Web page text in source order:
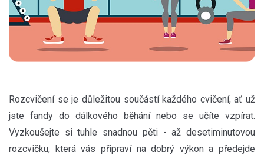
Rozcvičení se je důležitou součástí každého cvičení, ať už
jste fandy do dálkového běhání nebo se učíte vzpírat.
Vyzkoušejte si tuhle snadnou pěti - až desetiminutovou
rozcvičku, která vás připraví na dobrý výkon a předejde